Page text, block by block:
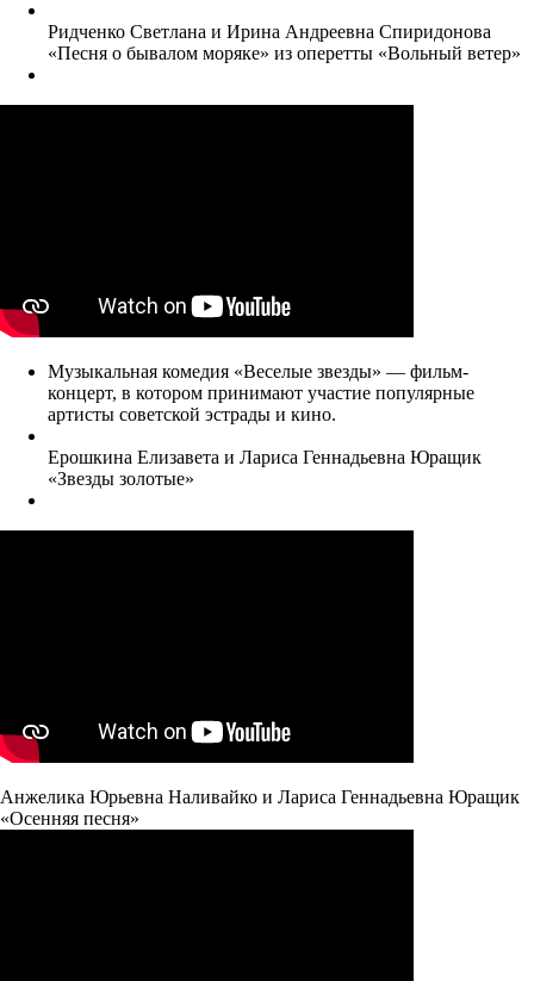
Ридченко Светлана и Ирина Андреевна Спиридонова
«Песня о бывалом моряке» из оперетты «Вольный ветер»
Музыкальная комедия «Веселые звезды» — фильм-
концерт, в котором принимают участие популярные
артисты советской эстрады и кино.
Ерошкина Елизавета и Лариса Геннадьевна Юращик
«Звезды золотые»
Анжелика Юрьевна Наливайко и Лариса Геннадьевна Юращик
«Осенняя песня»